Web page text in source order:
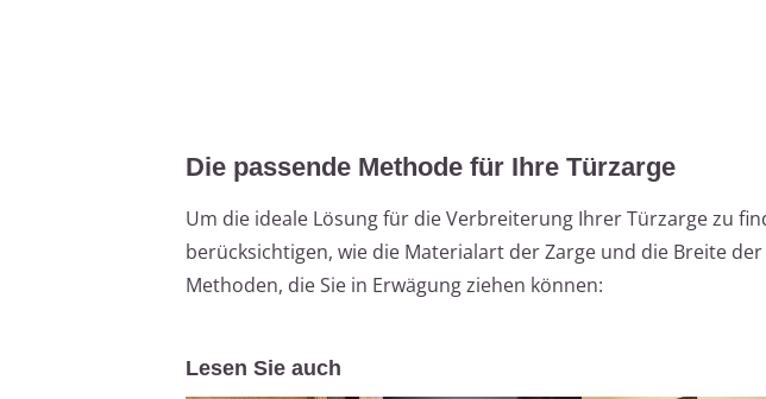
Die passende Methode für Ihre Türzarge
Um die ideale Lösung für die Verbreiterung Ihrer Türzarge zu
berücksichtigen, wie die Materialart der Zarge und die Breite
Methoden, die Sie in Erwägung ziehen können:
Lesen Sie auch